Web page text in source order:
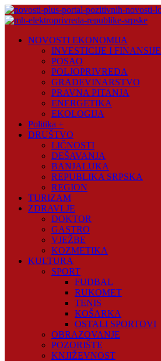
Skip
to
Plus
NOVOSTI EKONOMIJA
INVESTICIJE I FINANSIJE
POSAO
POLJOPRIVREDA
GRAĐEVINARSTVO
PRAVNA PITANJA
ENERGETIKA
EKOLOGIJA
Politika +
DRUŠTVO
LIČNOSTI
DEŠAVANJA
BANJALUKA
REPUBLIKA SRPSKA
REGION
TURIZAM
ZDRAVLJE
DOKTOR
GASTRO
VJEŽBE
KOZMETIKA
KULTURA
SPORT
FUDBAL
RUKOMET
TENIS
KOŠARKA
OSTALI SPORTOVI
OBRAZOVANJE
POZORIŠTE
KNJIŽEVNOST